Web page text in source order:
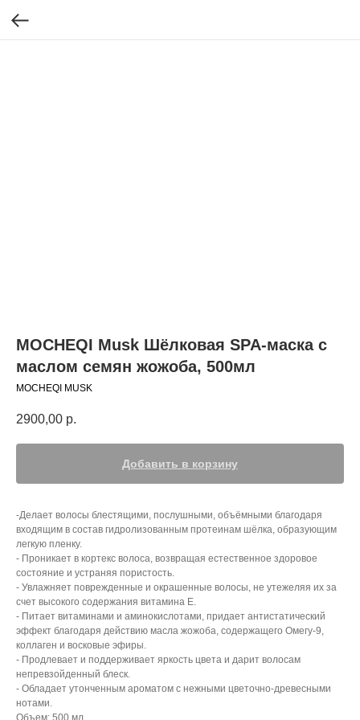
MOCHEQI Musk Шёлковая SPA-маска с
маслом семян жожоба, 500мл
MOCHEQI MUSK
2900,00 р.
Добавить в корзину
-Делает волосы блестящими, послушными, объёмными благодаря
входящим в состав гидролизованным протеинам шёлка, образующим
легкую пленку.
- Проникает в кортекс волоса, возвращая естественное здоровое
состояние и устраняя пористость.
- Увлажняет поврежденные и окрашенные волосы, не утежеляя их за
счет высокого содержания витамина Е.
- Питает витаминами и аминокислотами, придает антистатический
эффект благодаря действию масла жожоба, содержащего Омегу-9,
коллаген и восковые эфиры.
- Продлевает и поддерживает яркость цвета и дарит волосам
непревзойденный блеск.
- Обладает утонченным ароматом с нежными цветочно-древесными
нотами.